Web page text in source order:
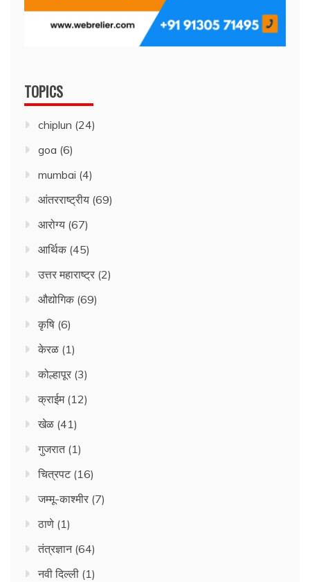
TOPICS
chiplun (24)
goa (6)
mumbai (4)
आंतरराष्ट्रीय (69)
आरोग्य (67)
आर्थिक (45)
उत्तर महाराष्ट्र (2)
औद्योगिक (69)
कृषि (6)
केरळ (1)
कोल्हापूर (3)
क्राईम(12)
खेळ (41)
गुजरात(1)
चित्रपट(16)
जम्मू-काश्मीर (7)
ठाणे (1)
तंत्रज्ञान(64)
नवी दिल्ली (1)